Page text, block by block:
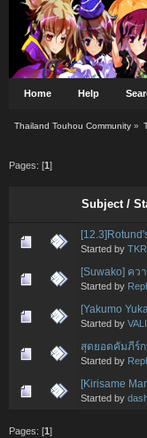
Home Help
Thailand Touhou Community»
Pages: [1 ]
Subject/
Started by
[Suwako] คว
Started by
[Yakumo
Started by
สุดยอดคัมภีร์ก
Started by
[Kirisame
Started by
Pages: [1]